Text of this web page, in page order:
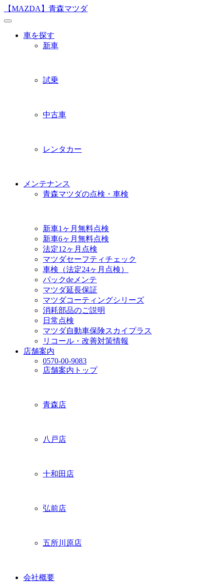
Skip
content
【MAZDA】青森マツダ
車を探す
新車
試乗
中古車
レンタカー
メンテナンス
青森マツダの点検・車検
新車1ヶ月無料点検
新車6ヶ月無料点検
法定12ヶ月点検
マツダセーフティチェック
車検（法定24ヶ月点検）
パックdeメンテ
マツダ延長保証
マツダコーティングシリーズ
消耗部品のご説明
日常点検
マツダ自動車保険スカイプラス
リコール・改善対策情報
店舗案内
0570-00-9083
店舗案内トップ
青森店
八戸店
十和田店
弘前店
五所川原店
会社概要